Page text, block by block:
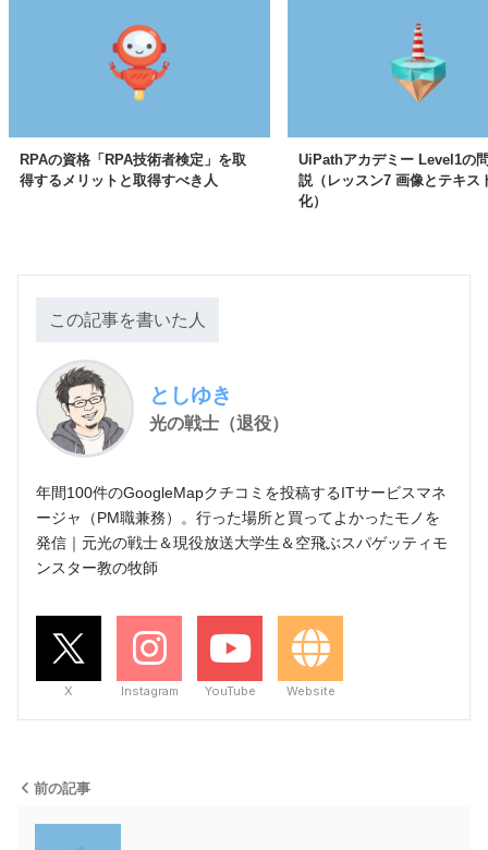
RPAの資格「RPA技術者検定」を取
得するメリットと取得すべき人
UiPathアカデミー Level1の
説（レッスン7 画像とテキス
化）
この記事を書いた人
としゆき
光の戦士（退役）
年間100件のGoogleMapクチコミを投稿するITサービスマネ
ージャ（PM職兼務）。行った場所と買ってよかったモノを
発信｜元光の戦士＆現役放送大学生＆空飛ぶスパゲッティモ
ンスター教の牧師
X Instagram YouTube Website
前の記事